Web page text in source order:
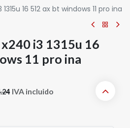
16 512 ax bt windows 11 pro ina
i3 1315u 16
11 pro ina
IVA incluido